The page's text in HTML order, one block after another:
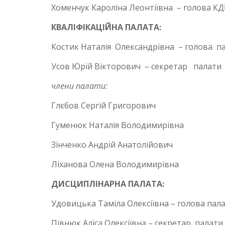
Хоменчук Кароліна Леонтіївна – голова
КВАЛІФІКАЦІЙНА ПАЛАТА:
Костик Наталія Олександрівна – голова
Усов Юрій Вікторович – секретар палати
члени палати:
Глєбов Сергій Григорович
Гуменюк Наталія Володимирівна
Зінченко Андрій Анатолійович
Ліханова Олена Володимирівна
ДИСЦИПЛІНАРНА ПАЛАТА:
Удовицька Таміла Олексіївна – голова